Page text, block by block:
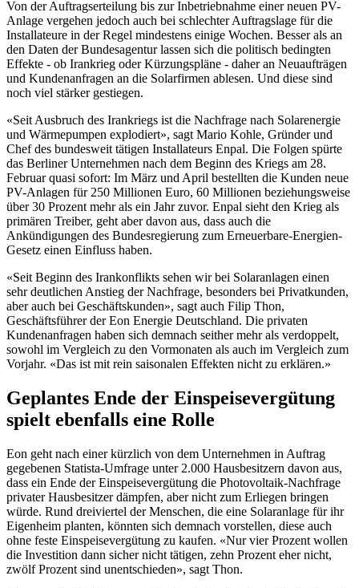
Von der Auftragserteilung bis zur Inbetriebnahme einer neuen PV-
Anlage vergehen jedoch auch bei schlechter Auftragslage für die
Installateure in der Regel mindestens einige Wochen. Besser als an
den Daten der Bundesagentur lassen sich die politisch bedingten
Effekte - ob Irankrieg oder Kürzungspläne - daher an Neuaufträgen
und Kundenanfragen an die Solarfirmen ablesen. Und diese sind
noch viel stärker gestiegen.
«Seit Ausbruch des Irankriegs ist die Nachfrage nach Solarenergie
und Wärmepumpen explodiert», sagt Mario Kohle, Gründer und
Chef des bundesweit tätigen Installateurs Enpal. Die Folgen spürte
das Berliner Unternehmen nach dem Beginn des Kriegs am 28.
Februar quasi sofort: Im März und April bestellten die Kunden neue
PV-Anlagen für 250 Millionen Euro, 60 Millionen beziehungsweise
über 30 Prozent mehr als ein Jahr zuvor. Enpal sieht den Krieg als
primären Treiber, geht aber davon aus, dass auch die
Ankündigungen des Bundesregierung zum Erneuerbare-Energien-
Gesetz einen Einfluss haben.
«Seit Beginn des Irankonflikts sehen wir bei Solaranlagen einen
sehr deutlichen Anstieg der Nachfrage, besonders bei Privatkunden,
aber auch bei Geschäftskunden», sagt auch Filip Thon,
Geschäftsführer der Eon Energie Deutschland. Die privaten
Kundenanfragen haben sich demnach seither mehr als verdoppelt,
sowohl im Vergleich zu den Vormonaten als auch im Vergleich zum
Vorjahr. «Das ist mit rein saisonalen Effekten nicht zu erklären.»
Geplantes Ende der Einspeisevergütung
spielt ebenfalls eine Rolle
Eon geht nach einer kürzlich von dem Unternehmen in Auftrag
gegebenen Statista-Umfrage unter 2.000 Hausbesitzern davon aus,
dass ein Ende der Einspeisevergütung die Photovoltaik-Nachfrage
privater Hausbesitzer dämpfen, aber nicht zum Erliegen bringen
würde. Rund dreiviertel der Menschen, die eine Solaranlage für ihr
Eigenheim planten, könnten sich demnach vorstellen, diese auch
ohne feste Einspeisevergütung zu kaufen. «Nur vier Prozent wollen
die Investition dann sicher nicht tätigen, zehn Prozent eher nicht,
zwölf Prozent sind unentschieden», sagt Thon.